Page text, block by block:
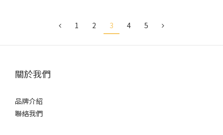
1 2 3 4 5
關於我們
品牌介紹
聯絡我們